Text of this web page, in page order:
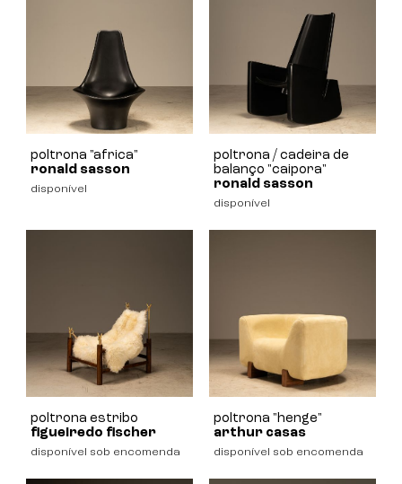
poltrona "africa"
ronald sasson
disponível
poltrona / cadeira de
balanço "caipora"
ronald sasson
disponível
poltrona estribo
figueiredo fischer
disponível sob encomenda
poltrona "henge"
arthur casas
disponível sob encomenda